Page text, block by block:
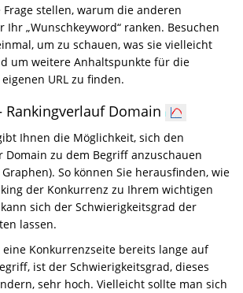
stellen, warum die anderen
Ihr „Wunschkeyword“ ranken. Besuchen
um zu schauen, was sie vielleicht
um weitere Anhaltspunkte für die
URL zu finden.
Rankingverlauf Domain
Ihnen die Möglichkeit, sich den
Domain zu dem Begriff anzuschauen
So können Sie herausfinden, wie
der Konkurrenz zu Ihrem wichtigen
sich der Schwierigkeitsgrad der
lassen.
eine Konkurrenzseite bereits lange auf
ist der Schwierigkeitsgrad, dieses
sehr hoch. Vielleicht sollte man sich